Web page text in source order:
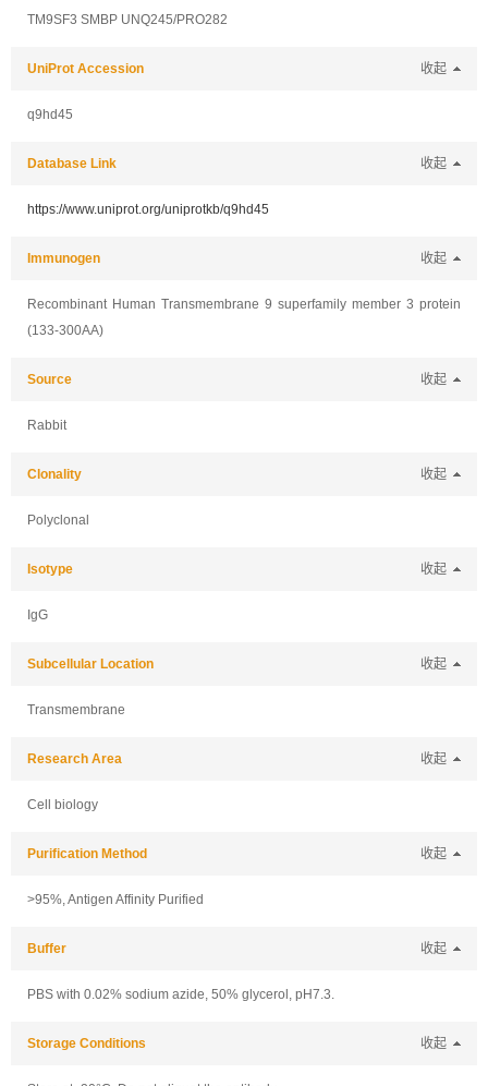
TM9SF3 SMBP UNQ245/PRO282
UniProt Accession 收起
q9hd45
Database Link 收起
https://www.uniprot.org/uniprotkb/q9hd45
Immunogen 收起
Recombinant Human Transmembrane 9 superfamily member 3 protein
(133-300AA)
Source 收起
Rabbit
Clonality 收起
Polyclonal
Isotype 收起
IgG
Subcellular Location 收起
Transmembrane
Research Area 收起
Cell biology
Purification Method 收起
>95%, Antigen Affinity Purified
Buffer 收起
PBS with 0.02% sodium azide, 50% glycerol, pH7.3.
Storage Conditions 收起